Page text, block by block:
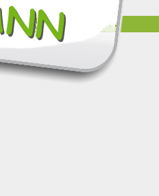
Datenschutz